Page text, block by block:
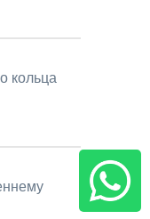
кольца